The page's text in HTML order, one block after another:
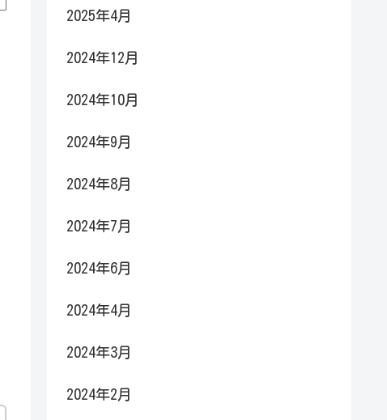
2025年4月
2024年12月
2024年10月
2024年9月
2024年8月
2024年7月
2024年6月
2024年4月
2024年3月
2024年2月